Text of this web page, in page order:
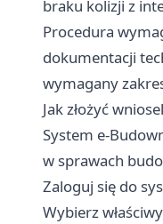
braku kolizji z
Procedura
dokumentacji
wymagany
Jak złożyć
System e-
w sprawach
Zaloguj się do
Wybierz